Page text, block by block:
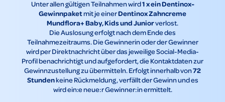
Unter allen gültigen Teilnahmen wird1 x ein Dentinox-
Gewinnpaketmit je einerDentinox Zahncreme
Mundflora+ Baby, Kids und Juniorverlost.
Die Auslosung erfolgt nach dem Ende des
Teilnahmezeitraums. Die Gewinnerin oder der Gewinner
wird per Direktnachricht über das jeweilige Social-Media-
Profil benachrichtigt und aufgefordert, die Kontaktdaten zur
Gewinnzustellung zu übermitteln. Erfolgt innerhalb von72
Stundenkeine Rückmeldung, verfällt der Gewinn und es
wird ein:e neue:r Gewinner:in ermittelt.